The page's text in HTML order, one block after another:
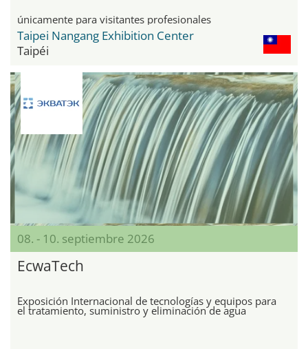
únicamente para visitantes profesionales
Taipei Nangang Exhibition Center
Taipéi
08. - 10. septiembre 2026
EcwaTech
Exposición Internacional de tecnologías y equipos para
el tratamiento, suministro y eliminación de agua